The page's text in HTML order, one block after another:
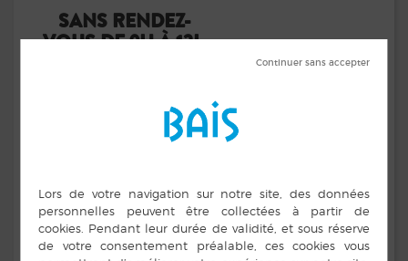
SANS RENDEZ-
VOUSDE 9H À 12H
DE 14H À
LES AUTRES